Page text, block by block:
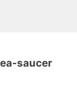
saucer